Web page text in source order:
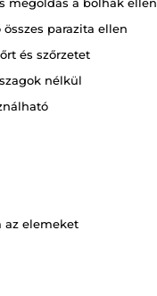
parazita ellen
és szőrzetet
nélkül
az elemeket